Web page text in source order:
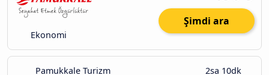
Ekonomi
Şimdi ara
Pamukkale Turizm 2sa 10dk